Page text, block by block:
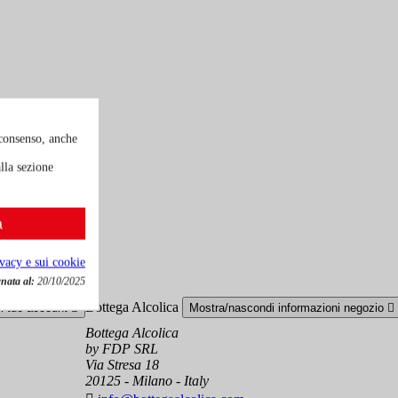
tuo account Bottega Alcolica Mostra/nascondi informazioni negozio 
Bottega Alcolica
by FDP SRL
Via Stresa 18
20125 - Milano - Italy
anche
sezione
e sui cookie
al: 20/10/2025